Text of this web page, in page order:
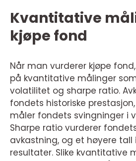
Kvantitative
kjøpe fond
Når man vurderer kjøpe
på kvantitative målinger
volatilitet og sharpe ratio.
fondets historiske
måler fondets svingninger i
Sharpe ratio vurderer
avkastning, og et høyere tall
resultater. Slike kvantitative